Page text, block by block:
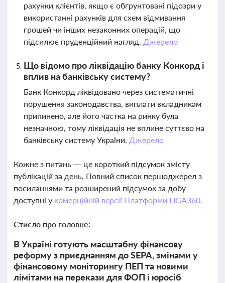
рахунки клієнтів, якщо є обґрунтовані підозри у
використанні рахунків для схем відмивання
грошей чи інших незаконних операцій, що
підсилює пруденційний нагляд. Джерело
Що відомо про ліквідацію банку Конкорд і
вплив на банківську систему?
Банк Конкорд ліквідовано через систематичні
порушення законодавства, виплати вкладникам
припинено, але його частка на ринку була
незначною, тому ліквідація не вплине суттєво на
банківську систему України. Джерело
Кожне з питань — це короткий підсумок змісту
публікацій за день. Повний список першоджерел з
посиланнями та розширений підсумок за добу
доступні у комерційній версії Платформи LIGA360.
Стисло про головне:
В Україні готують масштабну фінансову
реформу з приєднанням до SEPA, змінами у
фінансовому моніторингу ПЕП та новими
лімітами на перекази для ФОП і юросіб